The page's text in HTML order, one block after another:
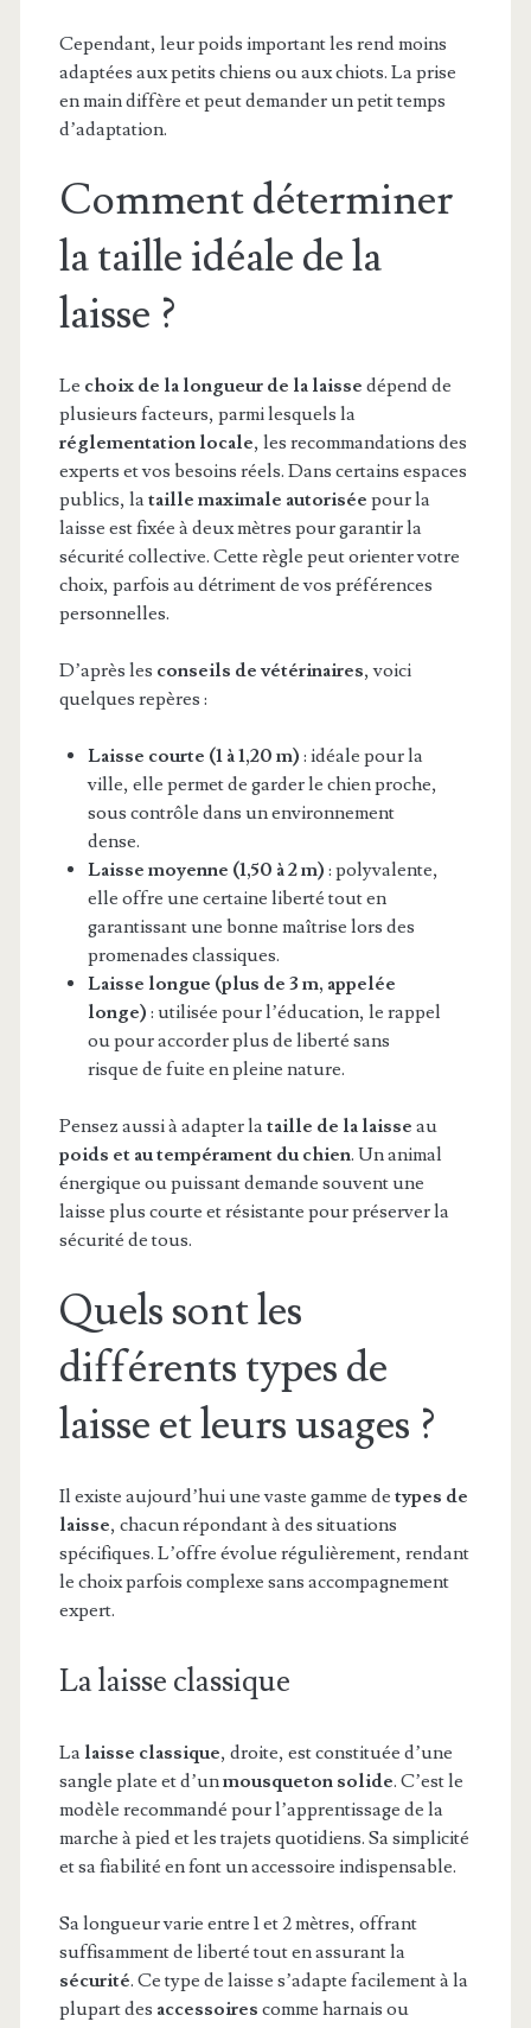
Cependant, leur poids important les rend moins
adaptées aux petits chiens ou aux chiots. La prise
en main diffère et peut demander un petit temps
d’adaptation.
Comment déterminer
la taille idéale de la
laisse ?
Le choix de la longueur de la laisse dépend de
plusieurs facteurs, parmi lesquels la
réglementation locale, les recommandations des
experts et vos besoins réels. Dans certains espaces
publics, lataille maximale autorisée pour la
laisse est fixée à deux mètres pour garantir la
sécurité collective. Cette règle peut orienter votre
choix, parfois au détriment de vos préférences
personnelles.
D’après les conseils de vétérinaires, voici
quelques repères :
Laisse courte (1 à 1,20 m) : idéale pour la
ville, elle permet de garder le chien proche,
sous contrôle dans un environnement
dense.
Laisse moyenne (1,50 à 2 m) : polyvalente,
elle offre une certaine liberté tout en
garantissant une bonne maîtrise lors des
promenades classiques.
Laisse longue (plus de 3 m, appelée
longe) : utilisée pour l’éducation, le rappel
ou pour accorder plus de liberté sans
risque de fuite en pleine nature.
Pensez aussi à adapter lataille de la laisse au
poids et au tempérament du chien. Un animal
énergique ou puissant demande souvent une
laisse plus courte et résistante pour préserver la
sécurité de tous.
Quels sont les
différents types de
laisse et leurs usages ?
Il existe aujourd’hui une vaste gamme de types de
laisse, chacun répondant à des situations
spécifiques. L’offre évolue régulièrement, rendant
le choix parfois complexe sans accompagnement
expert.
La laisse classique
La laisse classique, droite, est constituée d’une
sangle plate et d’unmousqueton solide. C’est le
modèle recommandé pour l’apprentissage de la
marche à pied et les trajets quotidiens. Sa simplicité
et sa fiabilité en font un accessoire indispensable.
Sa longueur varie entre 1 et 2 mètres, offrant
suffisamment de liberté tout en assurant la
sécurité. Ce type de laisse s’adapte facilement à la
plupart des accessoires comme harnais ou